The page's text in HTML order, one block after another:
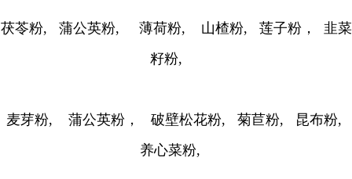
茯苓粉, 蒲公英粉, 薄荷粉, 山楂粉, 莲子粉， 韭菜
籽粉,
麦芽粉, 蒲公英粉， 破壁松花粉, 菊苣粉, 昆布粉,
养心菜粉,